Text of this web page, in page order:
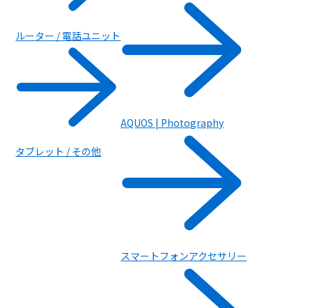
ルーター / 電話ユニット
タブレット / その他
AQUOS | Photography
スマートフォンアクセサリー